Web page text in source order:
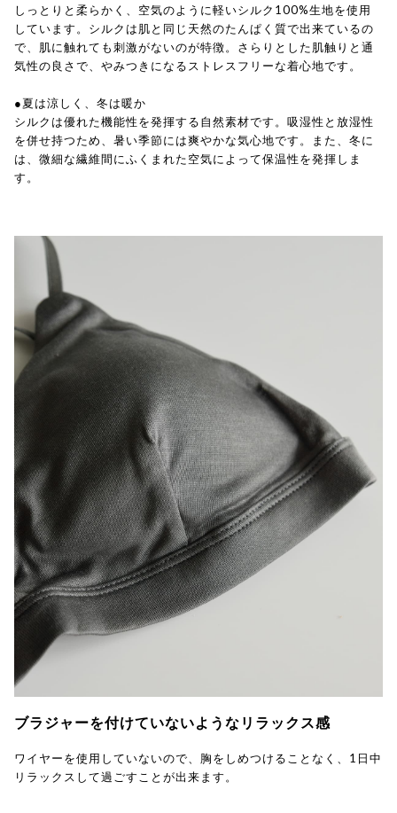
しっとりと柔らかく、空気のように軽いシルク100%生地を使用
しています。シルクは肌と同じ天然のたんぱく質で出来ているの
で、肌に触れても刺激がないのが特徴。さらりとした肌触りと通
気性の良さで、やみつきになるストレスフリーな着心地です。
●夏は涼しく、冬は暖か
シルクは優れた機能性を発揮する自然素材です。吸湿性と放湿性
を併せ持つため、暑い季節には爽やかな気心地です。また、冬に
は、微細な繊維間にふくまれた空気によって保温性を発揮しま
す。
ブラジャーを付けていないようなリラックス感
ワイヤーを使用していないので、胸をしめつけることなく、1日中
リラックスして過ごすことが出来ます。